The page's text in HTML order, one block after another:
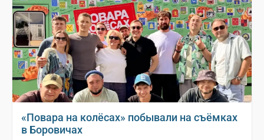
«Повара на колёсах» побывали на съёмках
в Боровичах